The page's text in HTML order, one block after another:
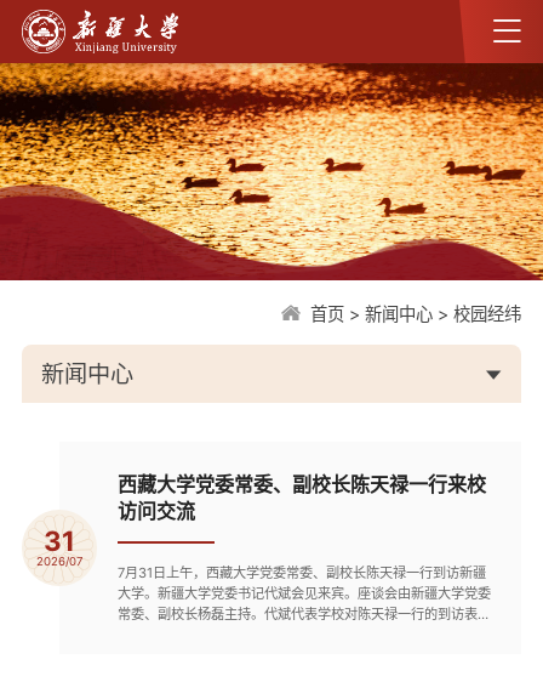
首页 >新闻中心 >校园经纬
新闻中心
31
2026/07
西藏大学党委常委、副校长陈天禄一行来校
访问交流
7月31日上午，西藏大学党委常委、副校长陈天禄一行到访新疆
大学。新疆大学党委书记代斌会见来宾。座谈会由新疆大学党委
常委、副校长杨磊主持。代斌代表学校对陈天禄一行的到访表示